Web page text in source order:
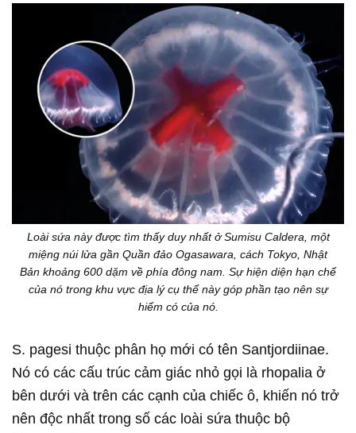
Loài sứa này được tìm thấy duy nhất ở Sumisu Caldera, một
miệng núi lửa gần Quần đảo Ogasawara, cách Tokyo, Nhật
Bản khoảng 600 dặm về phía đông nam. Sự hiện diện hạn chế
của nó trong khu vực địa lý cụ thể này góp phần tạo nên sự
hiếm có của nó.
S. pagesi thuộc phân họ mới có tên Santjordiinae.
Nó có các cấu trúc cảm giác nhỏ gọi là rhopalia ở
bên dưới và trên các cạnh của chiếc ô, khiến nó trở
nên độc nhất trong số các loài sứa thuộc bộ